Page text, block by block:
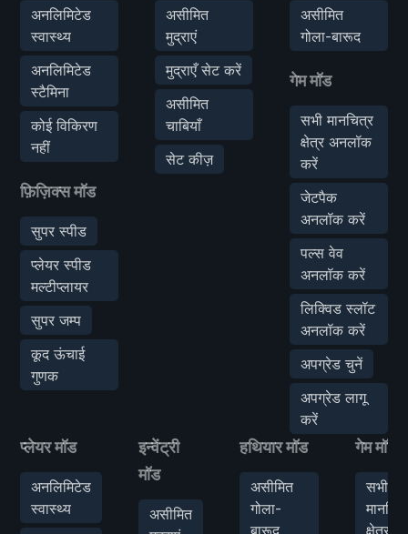
अनलिमिटेड
स्वास्थ्य
अनलिमिटेड
स्टैमिना
कोई विकिरण
नहीं
फ़िज़िक्स मॉड
सुपर स्पीड
प्लेयर स्पीड
मल्टीप्लायर
सुपर जम्प
कूद ऊंचाई
गुणक
असीमित
मुद्राएं
मुद्राएँ सेट करें
असीमित
चाबियाँ
सेट कीज़
असीमित
गोला-बारूद
गेम मॉड
सभी मानचित्र
क्षेत्र अनलॉक
करें
जेटपैक
अनलॉक करें
पल्स वेव
अनलॉक करें
लिक्विड स्लॉट
अनलॉक करें
अपग्रेड चुनें
अपग्रेड लागू
करें
प्लेयर मॉड
अनलिमिटेड
स्वास्थ्य
इन्वेंट्री
मॉड
असीमित
हथियार मॉड
असीमित
गोला-
बारूद
गेम मॉड
सभी
क्षेत्र